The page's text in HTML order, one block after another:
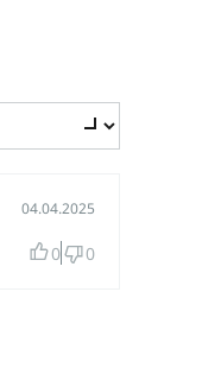
04.04.2025
0 0